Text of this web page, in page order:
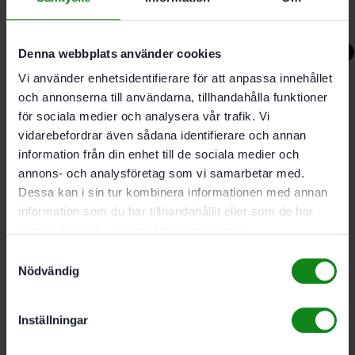
Denna webbplats använder cookies
Vi använder enhetsidentifierare för att anpassa innehållet
och annonserna till användarna, tillhandahålla funktioner
för sociala medier och analysera vår trafik. Vi
vidarebefordrar även sådana identifierare och annan
information från din enhet till de sociala medier och
annons- och analysföretag som vi samarbetar med.
Dessa kan i sin tur kombinera informationen med annan
information som du har tillhandahållit eller som de har
Nödvändig
Inställningar
-11%
Festool Sticksåg PSC 420
Li EB-Basic CARVEX
Betygsatt5.00 av 5
6150kr 5490 kr
Festool Sticksåg PSC 500
EB-Basic
6161kr